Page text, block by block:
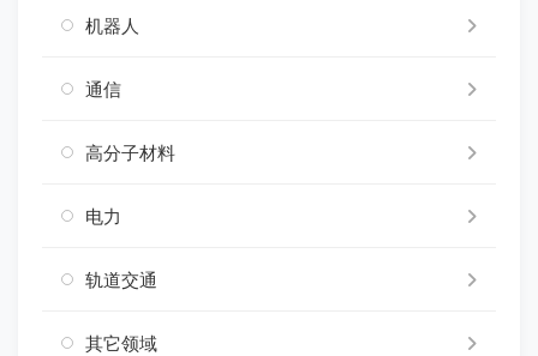
机器人
通信
高分子材料
电力
轨道交通
其它领域